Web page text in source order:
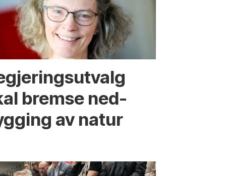
bremse ned­
av natur